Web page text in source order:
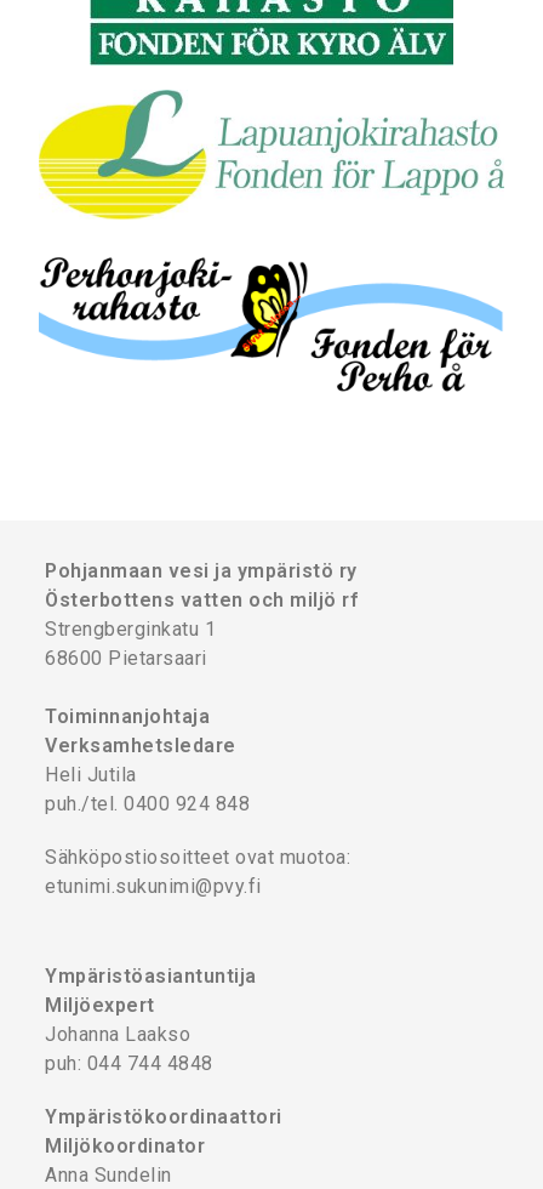
Pohjanmaan vesi ja ympäristö ry
Österbottens vatten och miljö rf
Strengberginkatu 1
68600 Pietarsaari
Toiminnanjohtaja
Verksamhetsledare
Heli Jutila
puh./tel. 0400 924 848
Sähköpostiosoitteet ovat muotoa:
etunimi.sukunimi@pvy.fi
Ympäristöasiantuntija
Miljöexpert
Johanna Laakso
puh: 044 744 4848
Ympäristökoordinaattori
Miljökoordinator
Anna Sundelin